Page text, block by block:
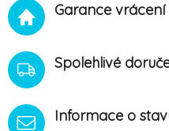
Garance
Spolehlivé
Informace o